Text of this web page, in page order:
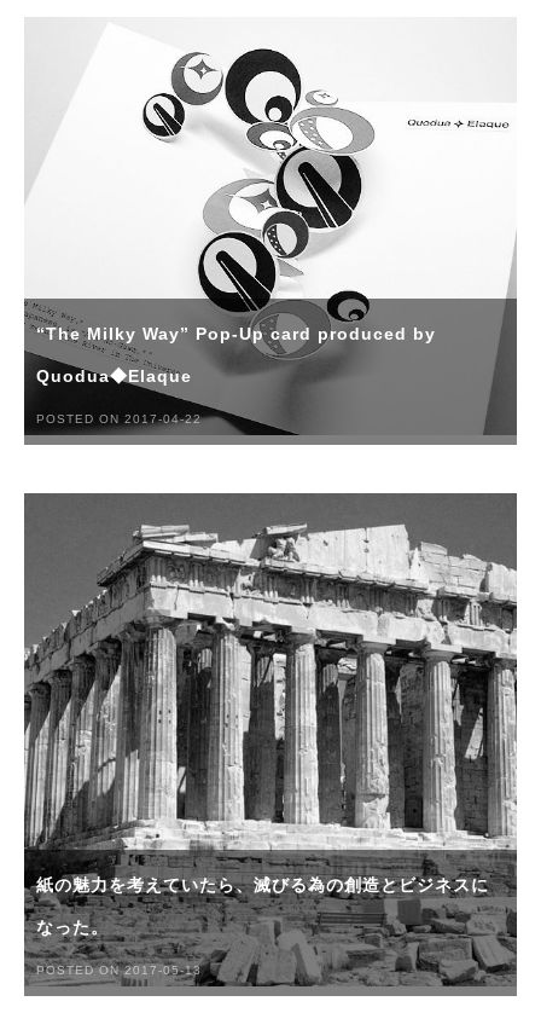
“The Milky Way” Pop-Up card produced by
Quodua◆Elaque
POSTED ON 2017-04-22
紙の魅力を考えていたら、滅びる為の創造とビジネスに
なった。
POSTED ON 2017-05-13